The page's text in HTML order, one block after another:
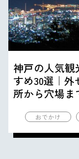
神戸の人気
すめ30選｜
所から穴場ま
おでかけ